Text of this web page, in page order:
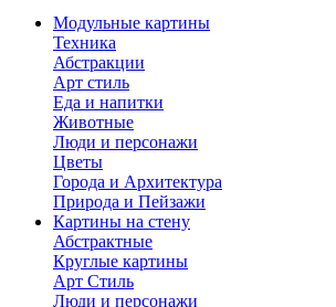
Модульные картины
Техника
Абстракции
Арт стиль
Еда и напитки
Животные
Люди и персонажи
Цветы
Города и Архитектура
Природа и Пейзажи
Картины на стену
Абстрактные
Круглые картины
Арт Стиль
Люди и персонажи